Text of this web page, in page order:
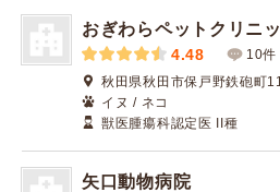
おぎわらペットクリニ
4.48
10件
秋田県秋田市保戸野鉄砲町
イヌ / ネコ
獣医腫瘍科認定医 II種
矢口動物病院